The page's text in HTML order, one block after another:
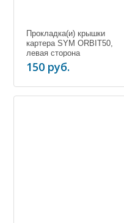
Прокладка(и) крышки
картера SYM ORBIT50,
левая сторона
150 руб.